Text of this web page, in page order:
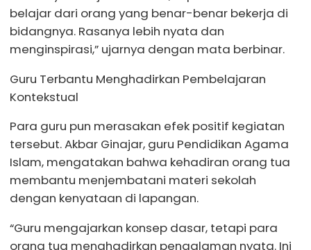
belajar dari orang yang benar-benar bekerja di
bidangnya. Rasanya lebih nyata dan
menginspirasi,” ujarnya dengan mata berbinar.
Guru Terbantu Menghadirkan Pembelajaran
Kontekstual
Para guru pun merasakan efek positif kegiatan
tersebut. Akbar Ginajar, guru Pendidikan Agama
Islam, mengatakan bahwa kehadiran orang tua
membantu menjembatani materi sekolah
dengan kenyataan di lapangan.
“Guru mengajarkan konsep dasar, tetapi para
orang tua menghadirkan pengalaman nyata. Ini